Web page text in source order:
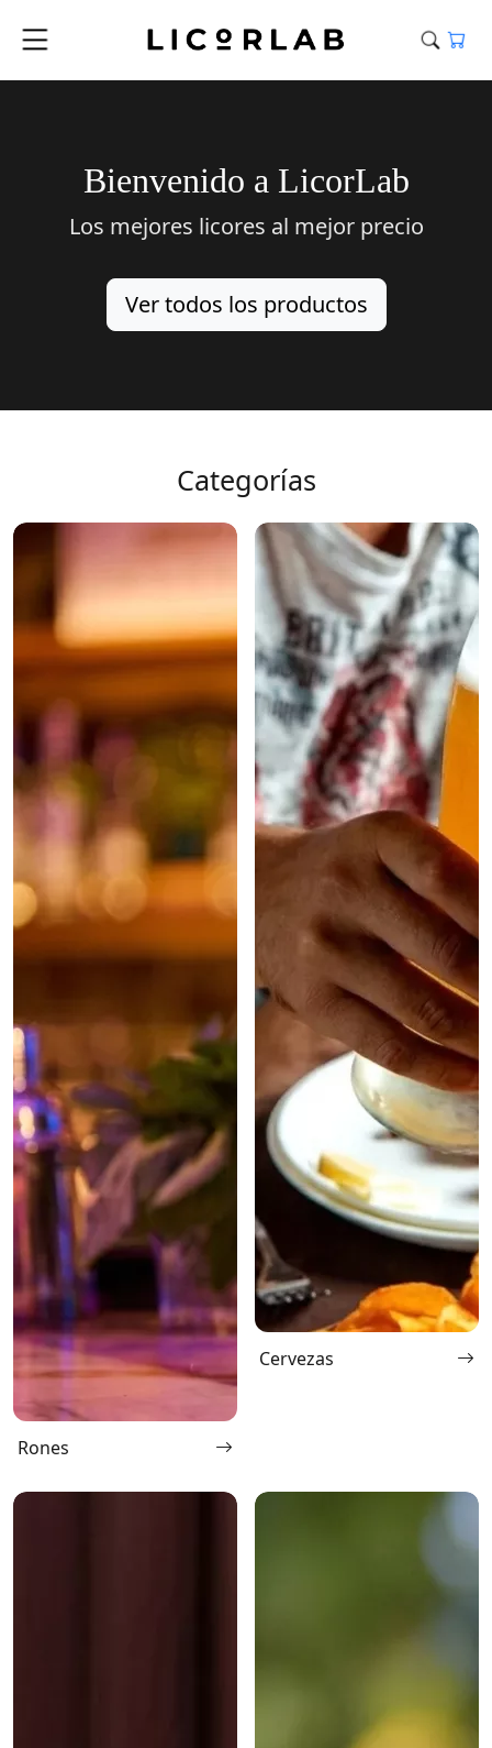
Bienvenido a LicorLab
Los mejores licores al mejor precio
Ver todos los productos
Categorías
Rones
Cervezas